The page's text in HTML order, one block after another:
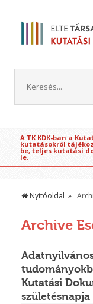
A TK KDK-ban a
kutatásokról
be, teljes kutatási
le.
Nyitóoldal
Archive
Kutatási